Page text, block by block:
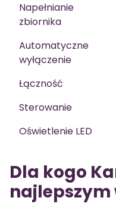
Napełnianie
zbiornika
Automatyczne
wyłączenie
Łączność
Sterowanie
Oświetlenie LED
Dla kogo
najlepszym